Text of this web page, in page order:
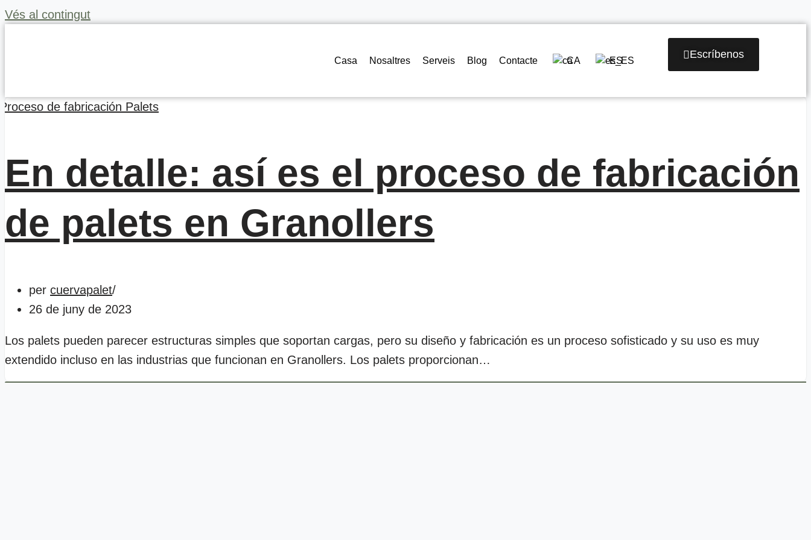
Vés al contingut
Casa Nosaltres Serveis Blog Contacte CA ES Escríbenos
En detalle: así es el proceso de fabricación
de palets en Granollers
per cuervapalet
26 de juny de 2023
Los palets pueden parecer estructuras simples que soportan cargas, pero su diseño y fabricación es un proceso sofisticado y su uso es muy
extendido incluso en las industrias que funcionan en Granollers. Los palets proporcionan…